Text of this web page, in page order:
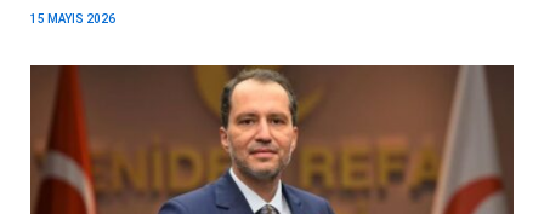
15 MAYIS 2026